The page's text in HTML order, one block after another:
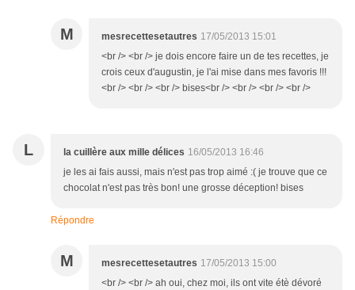
M mesrecettesetautres 17/05/2013 15:01
<br /> <br /> je dois encore faire un de tes recettes, je
crois ceux d'augustin, je l'ai mise dans mes favoris !!!
<br /> <br /> <br /> bises<br /> <br /> <br /> <br />
L la cuillère aux mille délices 16/05/2013 16:46
je les ai fais aussi, mais n'est pas trop aimé :( je trouve que ce
chocolat n'est pas très bon! une grosse déception! bises
Répondre
M mesrecettesetautres 17/05/2013 15:00
<br /> <br /> ah oui, chez moi, ils ont vite étè dévoré